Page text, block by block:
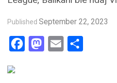
Published September 22, 2023
Facebook
Mastodon
Email